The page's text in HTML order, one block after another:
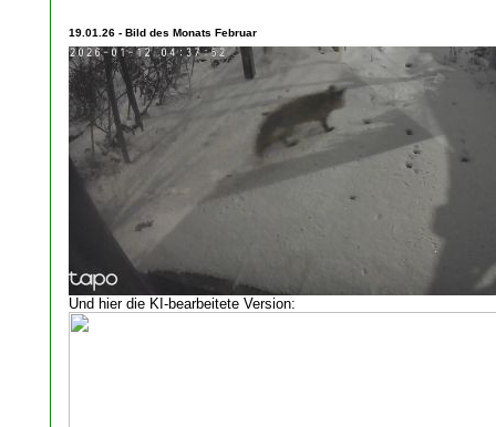
19.01.26 - Bild des Monats Februar
Und hier die KI-bearbeitete Version: